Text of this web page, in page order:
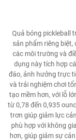
Quả bóng pickleball
sản phẩm riêng
các môi trường và
dụng này tích hợp
đáo, ảnh hưởng trực
và trải nghiệm chơi
tạo mềm hơn, với lỗ
từ 0,78 đến 0,935
trơn giúp giảm lực
phù hợp với không
hơn, giúp giảm sự